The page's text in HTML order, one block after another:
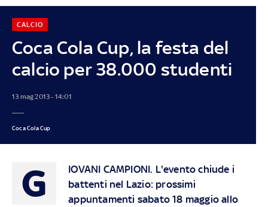
Coca Cola Cup, la festa del
calcio per 38.000 studenti
CALCIO
13 mag 2013 - 14:01
Coca Cola Cup
G IOVANI CAMPIONI. L'evento chiude i
battenti nel Lazio: prossimi
appuntamenti sabato 18 maggio allo